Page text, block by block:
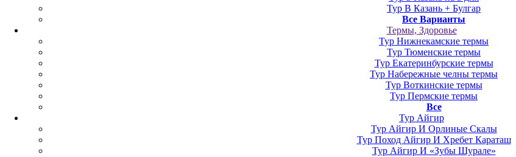
Тур В Казань + Булгар
Все Варианты
Термы, Здоровье
Тур Нижнекамские термы
Тур Тюменские термы
Тур Екатеринбурские термы
Тур Набережные челны термы
Тур Воткинские термы
Тур Пермские термы
Все
Тур Айгир
Тур Айгир И Орлиные Скалы
Тур Поход Айгир И Хребет Караташ
Тур Айгир И «Зубы Шурале»